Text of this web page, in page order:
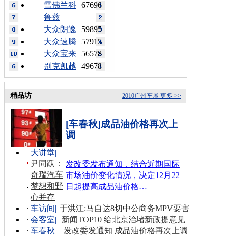
67696
雪佛兰科
鲁兹
59895
大众朗逸
57915
大众速腾
56578
大众宝来
49678
别克凯越
更多 >>
2010广州车展
精品坊
[车春秋]成品油价格再次上
调
发改委发布通知，结合近期国际
市场油价变化情况，决定12月22
日起提高成品油价格…
大讲堂|
尹同跃：
奇瑞汽车
梦想和野
心并存
车访间| 于洪江:马自达8切中公商务MPV要害
会客室|
新闻TOP10 给北京治堵新政提意见
车春秋 |
发改委发通知 成品油价格再次上调